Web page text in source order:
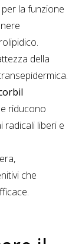
la funzione
della
riducono
radicali liberi e
che